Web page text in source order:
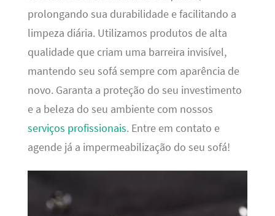
prolongando sua durabilidade e facilitando a
limpeza diária. Utilizamos produtos de alta
qualidade que criam uma barreira invisível,
mantendo seu sofá sempre com aparência de
novo. Garanta a proteção do seu investimento
e a beleza do seu ambiente com nossos
serviços profissionais. Entre em contato e
agende já a impermeabilização do seu sofá!